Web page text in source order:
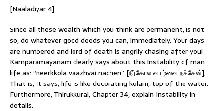
[Naaladiyar 4]
Since all these wealth which you think are permanent, is not
so, do whatever good deeds you can, immediately. Your days
are numbered and lord of death is angrily chasing after you!
Kamparamayanam clearly says about this Instability of man
life as: “neerkkola vaazhvai nachen” [நீர்கோல வாழ்வை நச்சேன்],
That is, It says, life is like decorating kolam, top of the water.
Furthermore, Thirukkural, Chapter 34, explain Instability in
details.